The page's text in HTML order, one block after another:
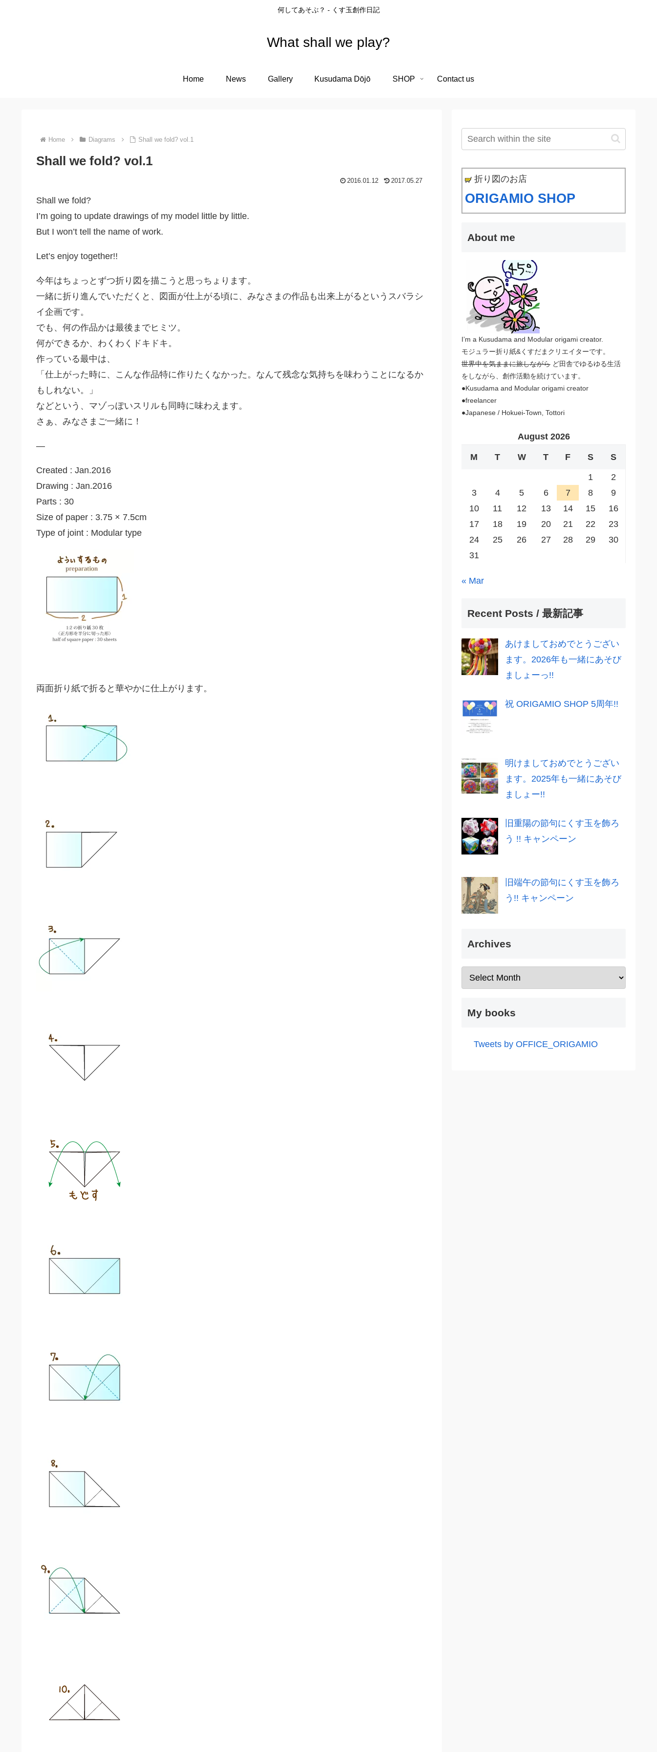
何してあそぶ？ - くす玉創作日記
What shall we play?
Home News Gallery Kusudama Dōjō SHOP Contact us
Home Diagrams Shall we fold? vol.1
Shall we fold? vol.1
2016.01.12 2017.05.27
Shall we fold?
I’m going to update drawings of my model little by little.
But I won’t tell the name of work.
Let’s enjoy together!!
今年はちょっとずつ折り図を描こうと思っちょります。
一緒に折り進んでいただくと、図面が仕上がる頃に、みなさまの作品も出来上がるというスバラシ
イ企画です。
でも、何の作品かは最後までヒミツ。
何ができるか、わくわくドキドキ。
作っている最中は、
「仕上がった時に、こんな作品特に作りたくなかった。なんて残念な気持ちを味わうことになるか
もしれない。」
などという、マゾっぽいスリルも同時に味わえます。
さぁ、みなさまご一緒に！
—
Created : Jan.2016
Drawing : Jan.2016
Parts : 30
Size of paper : 3.75 × 7.5cm
Type of joint : Modular type
両面折り紙で折ると華やかに仕上がります。
折り図のお店
ORIGAMIO SHOP
About me
I’m a Kusudama and Modular origami creator.
モジュラー折り紙&くすだまクリエイターです。
世界中を気ままに旅しながら ど田舎でゆるゆる生活
をしながら、創作活動を続けています。
●Kusudama and Modular origami creator
●freelancer
●Japanese / Hokuei-Town, Tottori
August 2026
M T W T F S S
1
2
3
4 5 6 7 8
9
10
11 12 13 14 15
16
17
18 19 20 21 22
23
24
25 26 27 28 29
30
31
« Mar
Recent Posts / 最新記事
あけましておめでとうござい
ます。2026年も一緒にあそび
ましょーっ!!
祝 ORIGAMIO SHOP 5周年!!
明けましておめでとうござい
ます。2025年も一緒にあそび
ましょー!!
旧重陽の節句にくす玉を飾ろ
う !! キャンペーン
旧端午の節句にくす玉を飾ろ
う!! キャンペーン
Archives
My books
Tweets by OFFICE_ORIGAMIO